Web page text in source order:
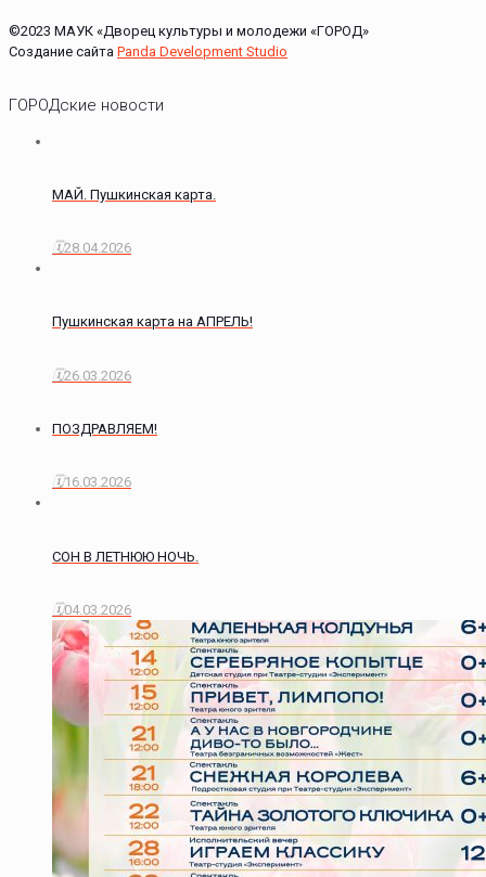
©2023 МАУК «Дворец культуры и молодежи «ГОРОД»
Создание сайта Panda Development Studio
ГОРОДские новости
МАЙ. Пушкинская карта.
28.04.2026
Пушкинская карта на АПРЕЛЬ!
26.03.2026
ПОЗДРАВЛЯЕМ!
16.03.2026
СОН В ЛЕТНЮЮ НОЧЬ.
04.03.2026